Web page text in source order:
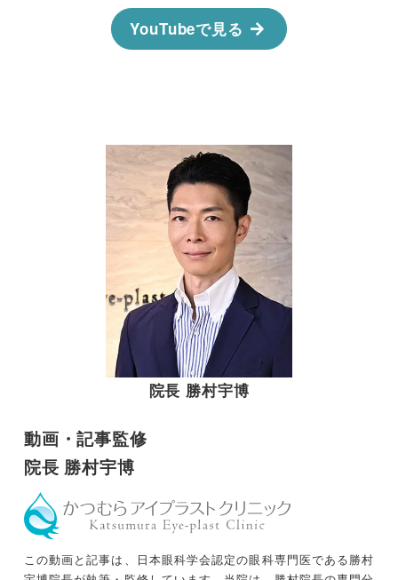
YouTubeで見る
院長 勝村宇博
動画・記事監修
院長 勝村宇博
この動画と記事は、日本眼科学会認定の眼科専門医である勝村